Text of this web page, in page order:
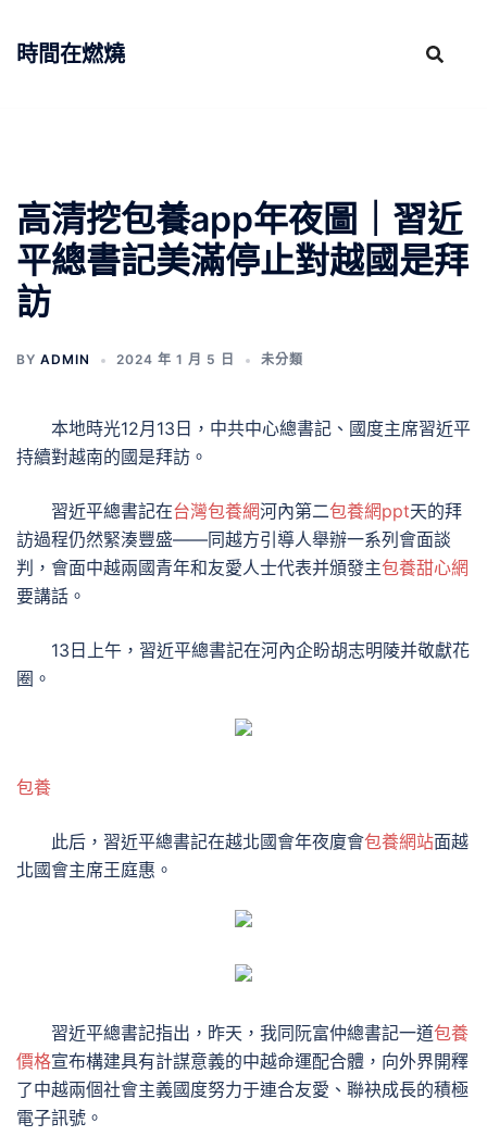
時間在燃燒
高清挖包養app年夜圖｜習近
平總書記美滿停止對越國是拜
訪
BY ADMIN 2024 年 1 月 5 日 未分類
本地時光12月13日，中共中心總書記、國度主席習近平
持續對越南的國是拜訪。
習近平總書記在台灣包養網河內第二包養網ppt天的拜
訪過程仍然緊湊豐盛——同越方引導人舉辦一系列會面談
判，會面中越兩國青年和友愛人士代表并頒發主包養甜心網
要講話。
13日上午，習近平總書記在河內企盼胡志明陵并敬獻花
圈。
包養
此后，習近平總書記在越北國會年夜廈會包養網站面越
北國會主席王庭惠。
習近平總書記指出，昨天，我同阮富仲總書記一道包養
價格宣布構建具有計謀意義的中越命運配合體，向外界開釋
了中越兩個社會主義國度努力于連合友愛、聯袂成長的積極
電子訊號。